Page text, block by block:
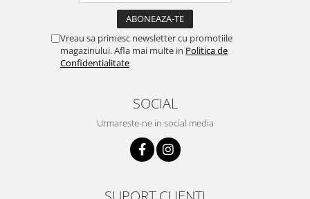
Vreau sa primesc newsletter cu promotiile
magazinului. Afla mai multe in Politica de
Confidentialitate
SOCIAL
Urmareste-ne in social media